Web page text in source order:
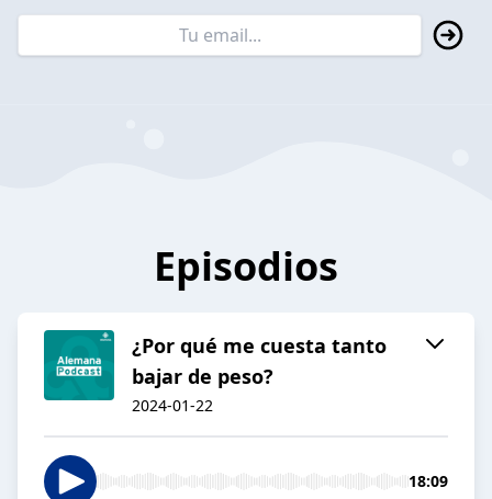
Episodios
¿Por qué me cuesta tanto
bajar de peso?
2024-01-22
18:09